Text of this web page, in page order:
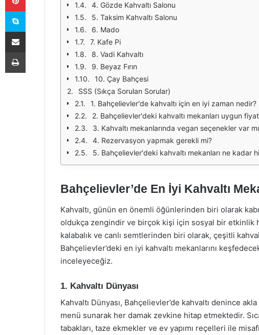
4. Gözde Kahvaltı Salonu
5. Taksim Kahvaltı Salonu
6. Mado
7. Kafe Pi
8. Vadi Kahvaltı
9. Beyaz Fırın
10. Çay Bahçesi
SSS (Sıkça Sorulan Sorular)
1. Bahçelievler'de kahvaltı için en iyi zaman nedir?
2. Bahçelievler'deki kahvaltı mekanları uygun
3. Kahvaltı mekanlarında vegan seçenekler var
4. Rezervasyon yapmak gerekli mi?
5. Bahçelievler'deki kahvaltı mekanları ne kadar
Bahçelievler’de En İyi Kahvaltı
Kahvaltı, günün en önemli öğünlerinden biri olarak
oldukça zengindir ve birçok kişi için sosyal bir etkinlik
kalabalık ve canlı semtlerinden biri olarak, çeşitli
Bahçelievler’deki en iyi kahvaltı mekanlarını
inceleyeceğiz.
1. Kahvaltı Dünyası
Kahvaltı Dünyası, Bahçelievler’de kahvaltı denince
menü sunarak her damak zevkine hitap etmektedir.
tabakları, taze ekmekler ve ev yapımı reçelleri ile
Skype
E-Posta ile paylaş